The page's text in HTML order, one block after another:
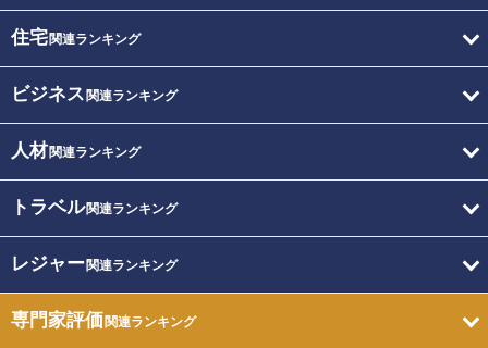
住宅関連ランキング
ビジネス 関連ランキング
人材関連ランキング
トラベル関連ランキング
レジャー関連ランキング
専門家評価関連ランキング